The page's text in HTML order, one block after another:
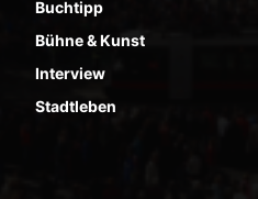
Buchtipp
Bühne & Kunst
Interview
Stadtleben